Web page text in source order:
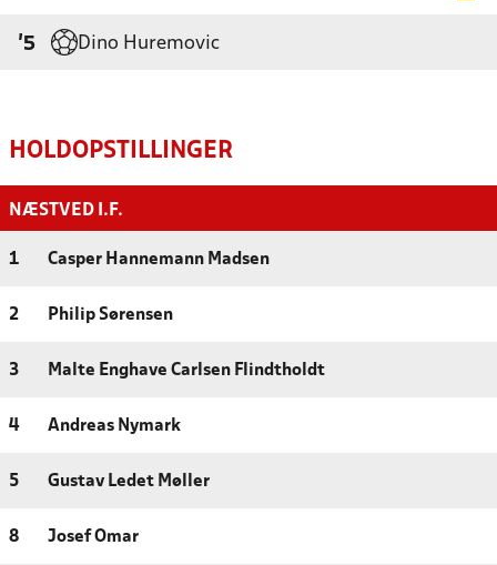
'5 Dino Huremovic
HOLDOPSTILLINGER
NÆSTVED I.F.
1 Casper Hannemann Madsen
2 Philip Sørensen
3 Malte Enghave Carlsen Flindtholdt
4 Andreas Nymark
5 Gustav Ledet Møller
8 Josef Omar